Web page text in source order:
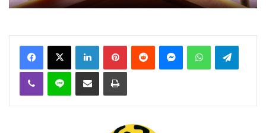
FacebookX Linkedin PinterestReddit MessengerWhatsAppTelegram
Viber Ligne Partager par email Imprimer